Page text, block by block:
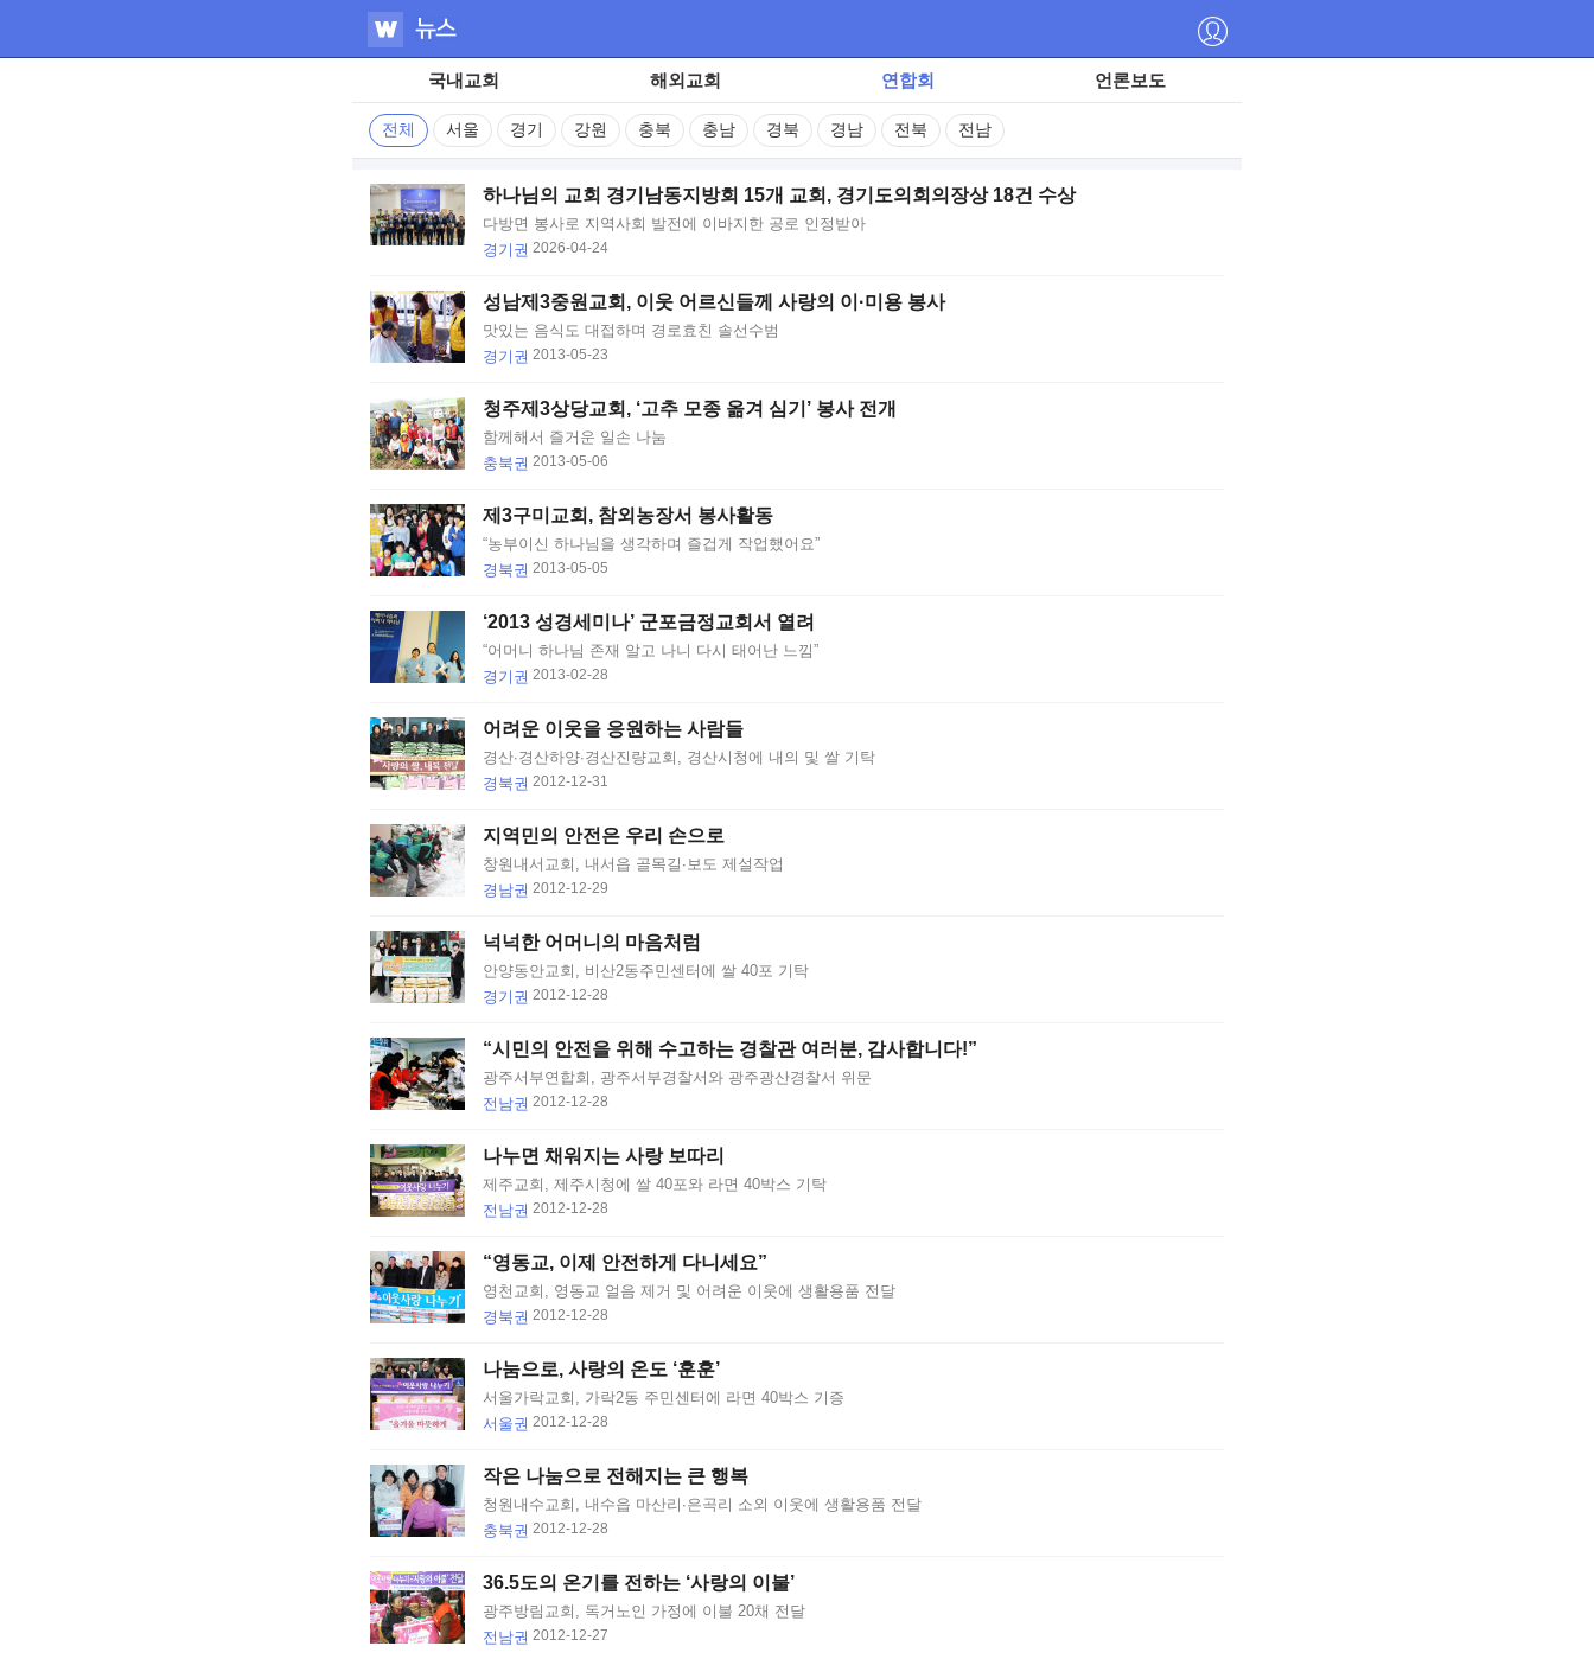
占
옙
占
쏙
占
쏙
옙
占
쏙
옙
�
댐
옙
占
옙
占
쎈
㈇
占
썼
퉪
��
옙
占
옙
占
썸
뤃
占
쏙
국내교회 해외교회 연합회 언론보도
전체 서울 경기 강원 충북 충남 경북 경남 전북 전남
하나님의 교회 경기남동지방회 15개 교회, 경기도의회의장상 18건 수상
다방면 봉사로 지역사회 발전에 이바지한 공로 인정받아
경기권 2026-04-24
성남제3중원교회, 이웃 어르신들께 사랑의 이·미용 봉사
맛있는 음식도 대접하며 경로효친 솔선수범
경기권 2013-05-23
청주제3상당교회, ‘고추 모종 옮겨 심기’ 봉사 전개
함께해서 즐거운 일손 나눔
충북권 2013-05-06
제3구미교회, 참외농장서 봉사활동
“농부이신 하나님을 생각하며 즐겁게 작업했어요”
경북권 2013-05-05
‘2013 성경세미나’ 군포금정교회서 열려
“어머니 하나님 존재 알고 나니 다시 태어난 느낌”
경기권 2013-02-28
어려운 이웃을 응원하는 사람들
경산∙경산하양∙경산진량교회, 경산시청에 내의 및 쌀 기탁
경북권 2012-12-31
지역민의 안전은 우리 손으로
창원내서교회, 내서읍 골목길∙보도 제설작업
경남권 2012-12-29
넉넉한 어머니의 마음처럼
안양동안교회, 비산2동주민센터에 쌀 40포 기탁
경기권 2012-12-28
“시민의 안전을 위해 수고하는 경찰관 여러분, 감사합니다!”
광주서부연합회, 광주서부경찰서와 광주광산경찰서 위문
전남권 2012-12-28
나누면 채워지는 사랑 보따리
제주교회, 제주시청에 쌀 40포와 라면 40박스 기탁
전남권 2012-12-28
“영동교, 이제 안전하게 다니세요”
영천교회, 영동교 얼음 제거 및 어려운 이웃에 생활용품 전달
경북권 2012-12-28
나눔으로, 사랑의 온도 ‘훈훈’
서울가락교회, 가락2동 주민센터에 라면 40박스 기증
서울권 2012-12-28
작은 나눔으로 전해지는 큰 행복
청원내수교회, 내수읍 마산리∙은곡리 소외 이웃에 생활용품 전달
충북권 2012-12-28
36.5도의 온기를 전하는 ‘사랑의 이불’
광주방림교회, 독거노인 가정에 이불 20채 전달
전남권 2012-12-27